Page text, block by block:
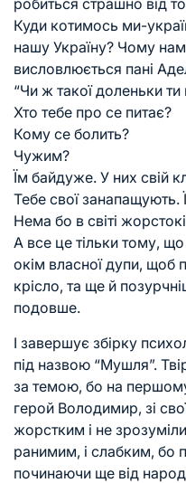
робиться страшно від
Куди котимось ми-
нашу Україну? Чому
висловлюється пані
“Чи ж такої доленьки ти
Хто тебе про се питає?
Кому се болить?
Чужим?
Їм байдуже. У них свій
Тебе свої занапащують.
Нема бо в світі
А все це тільки тому, що
окім власної дупи, щоб
крісло, та ще й
подовше.
І завершує збірку
під назвою “Мушля”.
за темою, бо на
герой Володимир, зі
жорстким і не
ранимим, і слабким, бо
починаючи ще від